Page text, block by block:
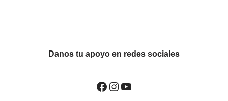
Danos tu apoyo en redes sociales